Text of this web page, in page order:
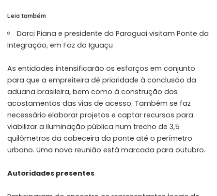
Leia também
Darci Piana e presidente do Paraguai visitam Ponte da
Integração, em Foz do Iguaçu
As entidades intensificarão os esforços em conjunto
para que a empreiteira dê prioridade à conclusão da
aduana brasileira, bem como à construção dos
acostamentos das vias de acesso. Também se faz
necessário elaborar projetos e captar recursos para
viabilizar a iluminação pública num trecho de 3,5
quilômetros da cabeceira da ponte até o perímetro
urbano. Uma nova reunião está marcada para outubro.
Autoridades presentes